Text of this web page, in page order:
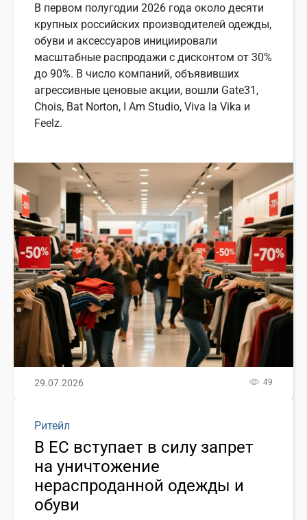
В первом полугодии 2026 года около десяти
крупных российских производителей одежды,
обуви и аксессуаров инициировали
масштабные распродажи с дисконтом от 30%
до 90%. В число компаний, объявивших
агрессивные ценовые акции, вошли Gate31,
Chois, Bat Norton, I Am Studio, Viva la Vika и
Feelz.
29.07.2026 49
Ритейл
В ЕС вступает в силу запрет
на уничтожение
нераспроданной одежды и
обуви